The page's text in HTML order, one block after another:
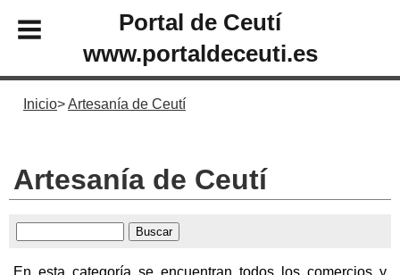
Portal de Ceutí
www.portaldeceuti.es
Inicio Artesanía de Ceutí
Artesanía de Ceutí
En esta categoría se encuentran todos los comercios y